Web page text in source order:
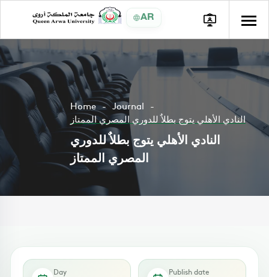
AR
Home
Journal
النادي الأهلي يتوج بطلاٌ للدوري المصري الممتاز
النادي الأهلي يتوج بطلاٌ للدوري
المصري الممتاز
Day Publish date